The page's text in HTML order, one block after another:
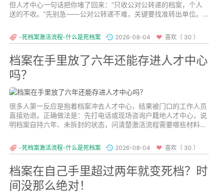
但人才中心一句话把你堵了回来：“只收公对公转递的档案，个人
送的不收。”先别急——公对公转递不难，关键要找准转出单位。...
-死档案激活流程-什么是死档案 2026-08-04 喜欢（ 30 ）
档案在手里放了六年还能存进人才中心
吗？
很多人第一反应是抱着档案冲去人才中心，结果被门口的工作人员
直接劝退。正确做法是：先打电话或现场咨询户籍地人才中心，说
明档案自持六年、未拆封的状态，问清楚激活流程需要哪些材料、
异，以当地窗口答复为准。...
-死档案激活流程-什么是死档案 2026-08-04 喜欢（ 30 ）
档案在自己手里超过两年就变死档？时
间没那么绝对！